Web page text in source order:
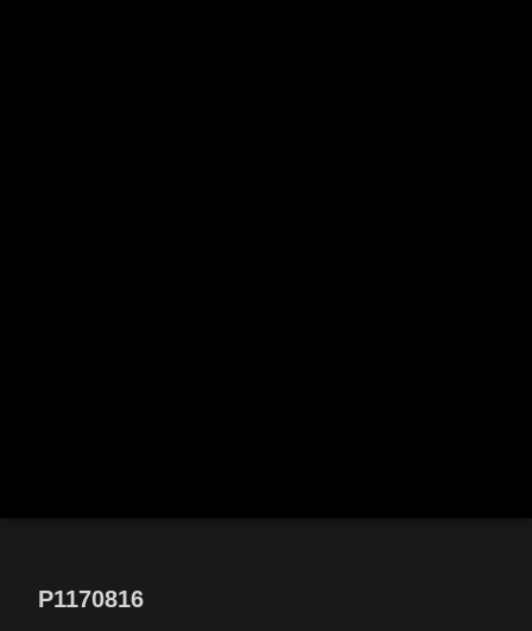
P1170816